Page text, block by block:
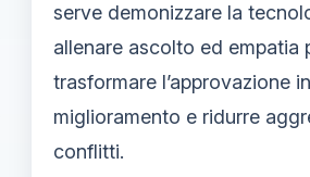
serve demonizzare la
allenare ascolto ed empatia
trasformare l’approvazione in
miglioramento e ridurre
conflitti.